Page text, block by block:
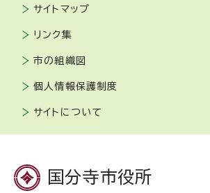
サイトマップ
リンク集
市の組織図
個人情報保護制度
サイトについて
国分寺市役所